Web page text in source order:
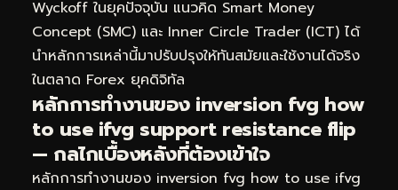
Wyckoff ในยุคปัจจุบัน แนวคิด Smart Money
Concept (SMC) และ Inner Circle Trader (ICT) ได้
นำหลักการเหล่านี้มาปรับปรุงให้ทันสมัยและใช้งานได้จริง
ในตลาด Forex ยุคดิจิทัล
หลักการทำงานของ inversion fvg how
to use ifvg support resistance flip
— กลไกเบื้องหลังที่ต้องเข้าใจ
หลักการทำงานของ inversion fvg how to use ifvg